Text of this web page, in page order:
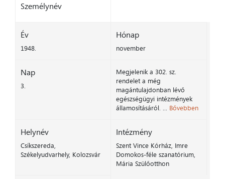
Személynév
Év
1948.
Hónap
november
Nap
3.
Megjelenik a 302. sz.
rendelet a még
magántulajdonban lévő
egészségügyi intézmények
államosításáról. ... Bővebben
Helynév
Csíkszereda,
Székelyudvarhely, Kolozsvár
Intézmény
Szent Vince Kórház, Imre
Domokos-féle szanatórium,
Mária Szülőotthon